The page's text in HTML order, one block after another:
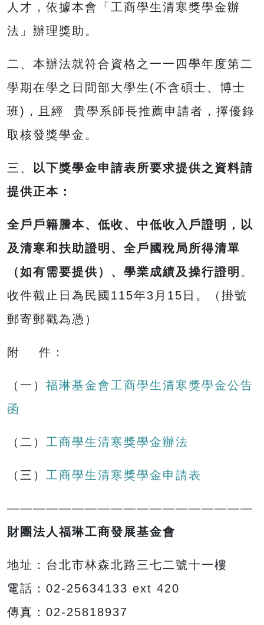
人才，依據本會「工商學生清寒獎學金辦
法」辦理獎助。
二、本辦法就符合資格之一一四學年度第二
學期在學之日間部大學生(不含碩士、博士
班)，且經 貴學系師長推薦申請者，擇優錄
取核發獎學金。
三、 以下獎學金申請表所要求提供之資料請
提供正本：
全戶戶籍謄本、低收、中低收入戶證明，以
及清寒和扶助證明、全戶國稅局所得清單
（如有需要提供）、學業成績及操行證明 。
收件截止日為民國115年3月15日。（掛號
郵寄郵戳為憑）
附 件：
（一） 福琳基金會工商學生清寒獎學金公告
函
（二） 工商學生清寒獎學金辦法
（三） 工商學生清寒獎學金申請表
———————————————————
財團法人福琳工商發展基金會
地址：台北市林森北路三七二號十一樓
電話：02-25634133 ext 420
傳真：02-25818937